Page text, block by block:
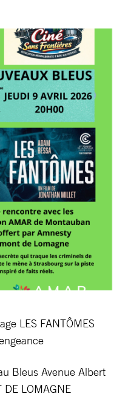
LES FANTÔMES
Bleus Avenue Albert
LOMAGNE